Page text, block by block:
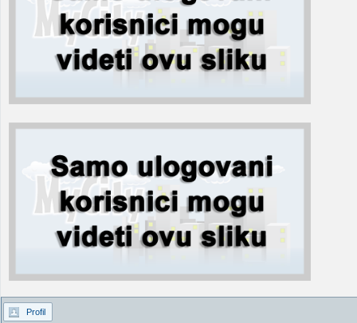
Profil